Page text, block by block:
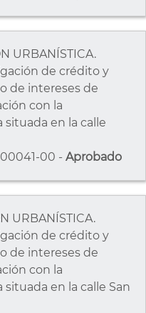
URBANÍSTICA.
de crédito y
de intereses de
con la
en la calle
00 - Aprobado
URBANÍSTICA.
de crédito y
de intereses de
con la
en la calle San